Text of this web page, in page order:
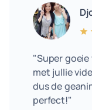
"Super goeie
met jullie
dus de
perfect!"